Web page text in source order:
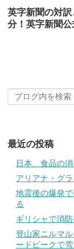
英字新聞の対
分！英字新聞
最近の投稿
日本、食品の
アリアナ・グ
地震後の爆発
る
ギリシャで消
登山家ニルマ
ードピークで